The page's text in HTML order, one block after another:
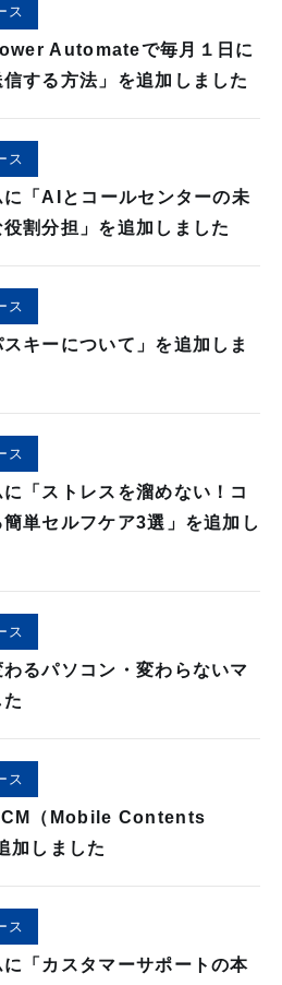
ス
Automateで毎月１日に
する方法」を追加しました
ス
「AIとコールセンターの未
割分担」を追加しました
ス
キーについて」を追加しま
ス
「ストレスを溜めない！コ
単セルフケア3選」を追加し
ス
るパソコン・変わらないマ
ス
（Mobile Contents
加しました
ス
「カスタマーサポートの本